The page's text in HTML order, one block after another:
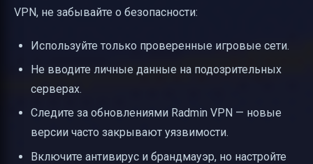
VPN, не забывайте о безопасности:
Используйте только проверенные игровые сети.
Не вводите личные данные на подозрительных
серверах.
Следите за обновлениями Radmin VPN — новые
версии часто закрывают уязвимости.
Включите антивирус и брандмауэр, но настройте